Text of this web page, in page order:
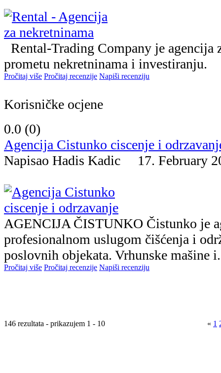
Rental-Trading Company je agencija
prometu nekretninama i investiranju.
Pročitaj više Pročitaj recenzije Napiši recenziju
Korisničke ocjene
0.0 (0)
Agencija Cistunko ciscenje i
Napisao Hadis Kadic 17.
AGENCIJA ČISTUNKO Čistunko je
profesionalnom uslugom čišćenja i
poslovnih objekata. Vrhunske mašine
Pročitaj više Pročitaj recenzije Napiši recenziju
146 rezultata - prikazujem 1 - 10 « 1